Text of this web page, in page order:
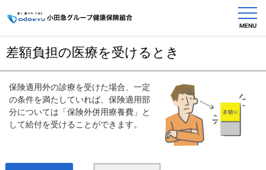
MENU
健
保
の
し
差額負担の医療を受けるとき
保険適用外の診療を受けた場合、一定
の条件を満たしていれば、保険適用部
分については「保険外併用療養費」と
して給付を受けることができます。